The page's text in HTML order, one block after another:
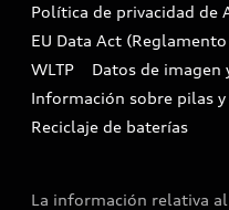
Política de privacidad de
EU Data Act
WLTP
Datos de imagen
Información sobre pilas
Reciclaje de baterías
La información relativa